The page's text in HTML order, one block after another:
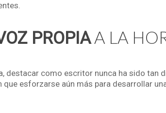
PROPIAA LA
destacar como escritor nunca ha sido tan
esforzarse aún más para desarrollar